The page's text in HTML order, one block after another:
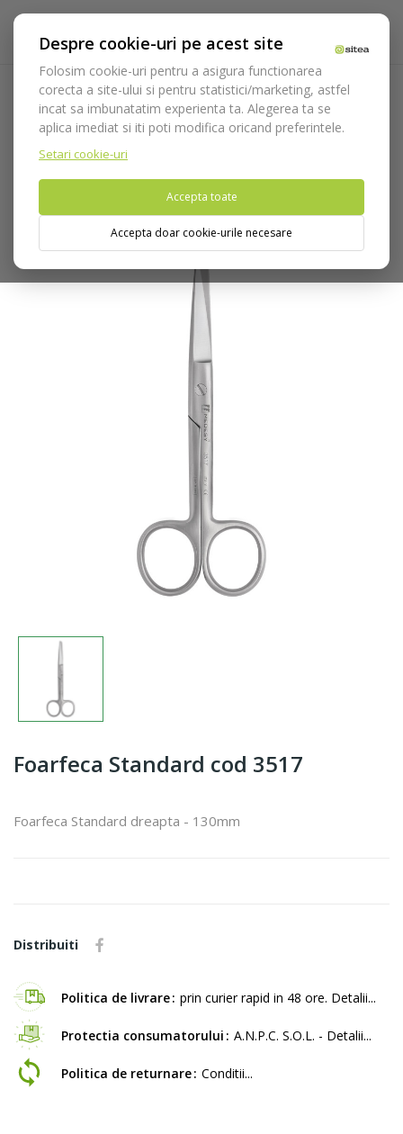
Despre cookie-uri pe acest site
Folosim cookie-uri pentru a asigura functionarea
corecta a site-ului si pentru statistici/marketing, astfel
incat sa imbunatatim experienta ta. Alegerea ta se
aplica imediat si iti poti modifica oricand preferintele.
Setari cookie-uri
Accepta toate
Accepta doar cookie-urile necesare
Acasa Instrumentar Chirurgie si implantologie
Foarfeca Standard cod 3517
Nu puteti plasa comenzi din tara din care accesati website-ul
Foarfeca Standard cod 3517
Foarfeca Standard dreapta - 130mm
Distribuiti
Politica de livrare prin curier rapid in 48 ore. Detalii...
Protectia consumatorului A.N.P.C. S.O.L. - Detalii...
Politica de returnare Conditii...